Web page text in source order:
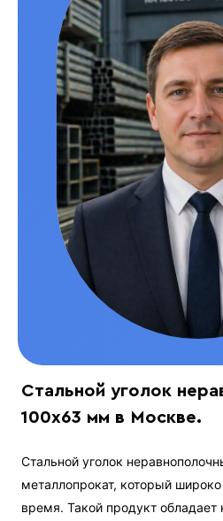
Стальной уголок
100х63 мм в Москве.
Стальной уголок
металлопрокат, который
время. Такой продукт